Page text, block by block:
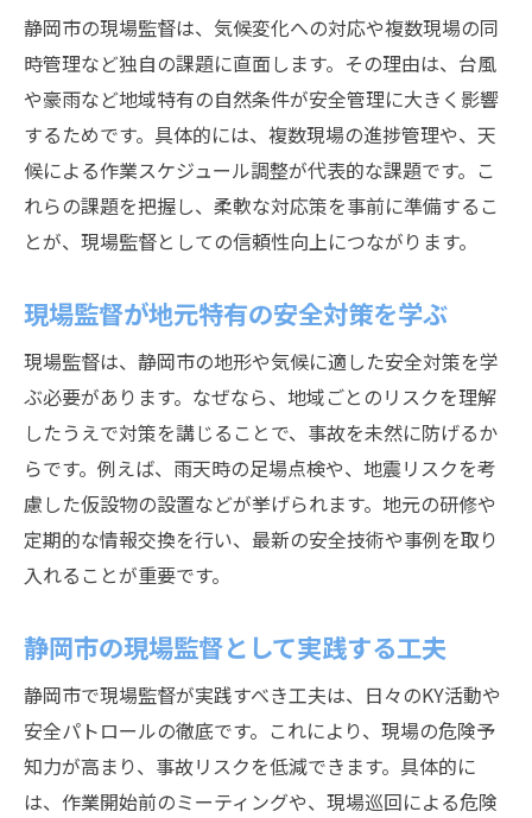
静岡市の現場監督は、気候変化への対応や複数現場の同
時管理など独自の課題に直面します。その理由は、台風
や豪雨など地域特有の自然条件が安全管理に大きく影響
するためです。具体的には、複数現場の進捗管理や、天
候による作業スケジュール調整が代表的な課題です。こ
れらの課題を把握し、柔軟な対応策を事前に準備するこ
とが、現場監督としての信頼性向上につながります。
現場監督が地元特有の安全対策を学ぶ
現場監督は、静岡市の地形や気候に適した安全対策を学
ぶ必要があります。なぜなら、地域ごとのリスクを理解
したうえで対策を講じることで、事故を未然に防げるか
らです。例えば、雨天時の足場点検や、地震リスクを考
慮した仮設物の設置などが挙げられます。地元の研修や
定期的な情報交換を行い、最新の安全技術や事例を取り
入れることが重要です。
静岡市の現場監督として実践する工夫
静岡市で現場監督が実践すべき工夫は、日々のKY活動や
安全パトロールの徹底です。これにより、現場の危険予
知力が高まり、事故リスクを低減できます。具体的に
は、作業開始前のミーティングや、現場巡回による危険